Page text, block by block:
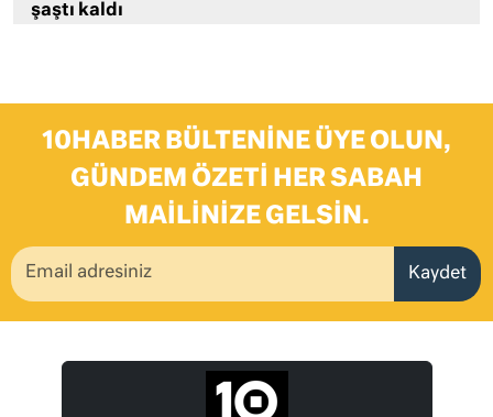
şaştı kaldı
10HABER BÜLTENINE ÜYE OLUN,
GÜNDEM ÖZETI HER SABAH
MAILINIZE GELSIN.
Kaydet